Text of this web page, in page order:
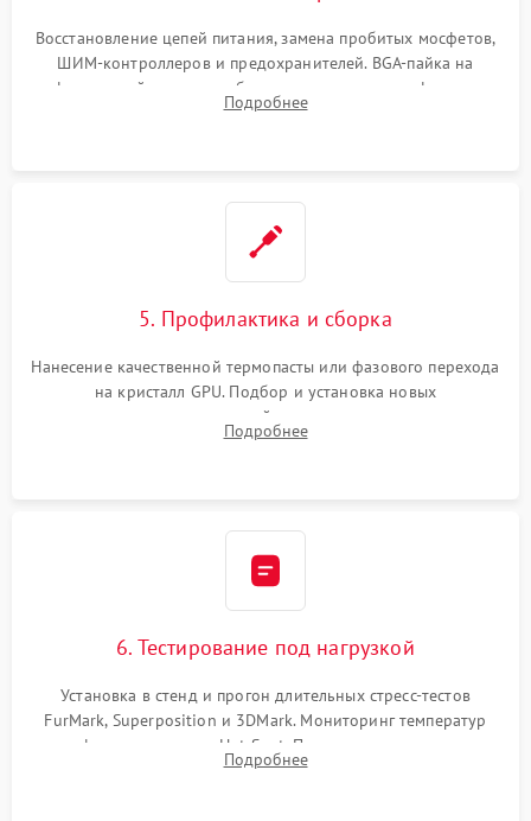
Восстановление цепей питания, замена пробитых мосфетов,
ШИМ-контроллеров и предохранителей. BGA-пайка на
инфракрасной станции реболлинг или замена графического
чипа и дефектной памяти GDDR. Прошивка BIOS
Подробнее
5. Профилактика и сборка
Нанесение качественной термопасты или фазового перехода
на кристалл GPU. Подбор и установка новых
термопрокладок правильной толщины на память и цепи
питания. Монтаж радиатора и бэкплейта, подключение и
Подробнее
6. Тестирование под нагрузкой
Установка в стенд и прогон длительных стресс-тестов
FurMark, Superposition и 3DMark. Мониторинг температур
графического чипа и Hot Spot. Проверка на отсутствие
артефактов изображения, вылетов драйвера и зависаний.
Подробнее